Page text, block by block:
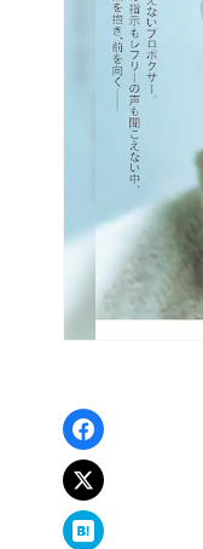
Facebook
xでポスト
はてなブ